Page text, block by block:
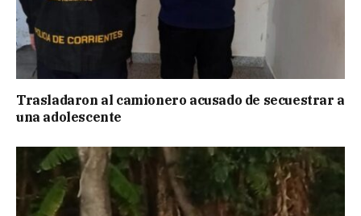
Trasladaron al camionero acusado de secuestrar a
una adolescente